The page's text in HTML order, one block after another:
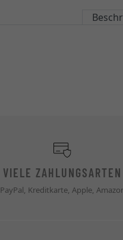
VIELE ZAHLUNGSARTEN
PayPal, Kreditkarte, Apple,